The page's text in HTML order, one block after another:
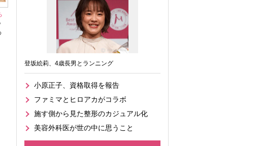
登坂絵莉、4歳長男とランニング
小原正子、資格取得を報告
ファミマとヒロアカがコラボ
施す側から見た整形のカジュアル化
美容外科医が世の中に思うこと